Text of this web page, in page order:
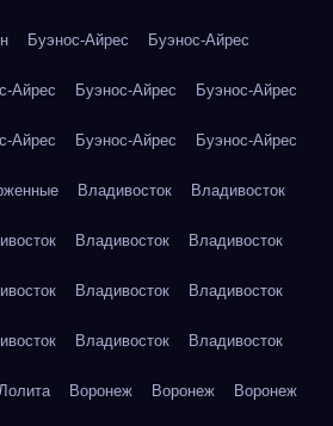
Буэнос-Айрес Буэнос-Айрес
Айрес Буэнос-Айрес Буэнос-Айрес
Айрес Буэнос-Айрес Буэнос-Айрес
Владивосток Владивосток
Владивосток Владивосток
Владивосток Владивосток
Владивосток Владивосток
Воронеж Воронеж Воронеж